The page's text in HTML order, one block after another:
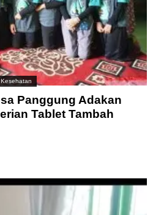
Kesehatan
Panggung Adakan
Tablet Tambah